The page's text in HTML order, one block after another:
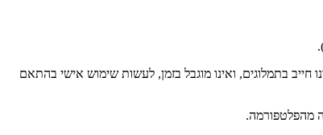
בתמלוגים, ואינו מוגבל בזמן, לעשות שימוש אישי בהתאם
מהפלטפורמה.